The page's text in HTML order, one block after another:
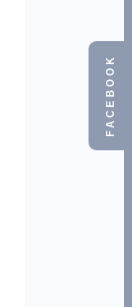
FACEBOOK